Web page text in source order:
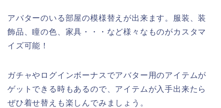
アバターのいる部屋の模様替えが出来ます。服装、装
飾品、瞳の色、家具・・・など様々なものがカスタマ
イズ可能！
ガチャやログインボーナスでアバター用のアイテムが
ゲットできる時もあるので、アイテムが入手出来たら
ぜひ着せ替えも楽しんでみましょう。